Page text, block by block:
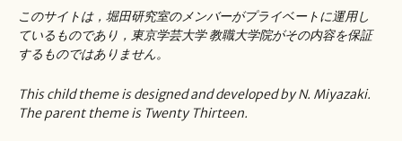
ョ
ン
このサイトは，堀田研究室のメンバーがプライベートに運用し
ているものであり，東京学芸大学 教職大学院がその内容を保証
するものではありません。
This child theme is designed and developed by N. Miyazaki.
The parent theme is Twenty Thirteen.